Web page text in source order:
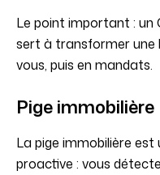
Le point important : un
sert à transformer une
vous, puis en mandats.
Pige immobilière
La pige immobilière
proactive : vous